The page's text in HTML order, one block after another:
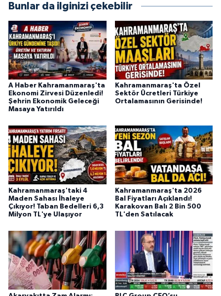
Bunlar da ilginizi çekebilir
A Haber Kahramanmaraş'ta
Ekonomi Zirvesi Düzenledi!
Şehrin Ekonomik Geleceği
Masaya Yatırıldı
Kahramanmaraş'ta Özel
Sektör Ücretleri Türkiye
Ortalamasının Gerisinde!
Kahramanmaraş'taki 4
Maden Sahası İhaleye
Çıkıyor! Taban Bedelleri 6,3
Milyon TL'ye Ulaşıyor
Kahramanmaraş'ta 2026
Bal Fiyatları Açıklandı!
Karakovan Balı 2 Bin 500
TL'den Satılacak
KİM KİMDİR
ÇEK GÖNDER
KİTAP
HEDEF2020
OTOMOBİL
MİZAH
TARİH
Genel
YEREL
BÖLGEDEN